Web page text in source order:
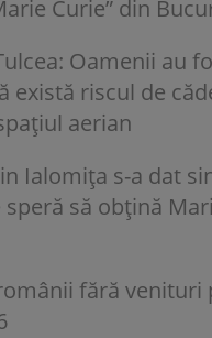
Curie” din
Oamenii au
există riscul de
aerian
Ialomița s-a dat
speră să obțină
fără venituri